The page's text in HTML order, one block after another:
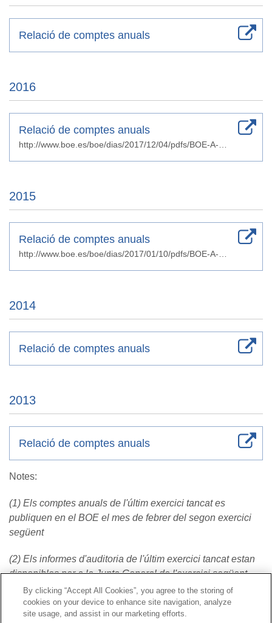
Relació de comptes anuals
2016
Relació de comptes anuals
http://www.boe.es/boe/dias/2017/12/04/pdfs/BOE-A-2017-14242.pdf
2015
Relació de comptes anuals
http://www.boe.es/boe/dias/2017/01/10/pdfs/BOE-A-2017-298.pdf
2014
Relació de comptes anuals
2013
Relació de comptes anuals
Notes:
(1) Els comptes anuals de l'últim exercici tancat es
publiquen en el BOE el mes de febrer del segon exercici
següent
(2) Els informes d'auditoria de l'últim exercici tancat estan
disponibles per a la Junta General de l'exercici següent
Contacte |Perfil del contractant|Reclamacions
By clicking “Accept All Cookies”, you agree to the storing of
cookies on your device to enhance site navigation, analyze
site usage, and assist in our marketing efforts.